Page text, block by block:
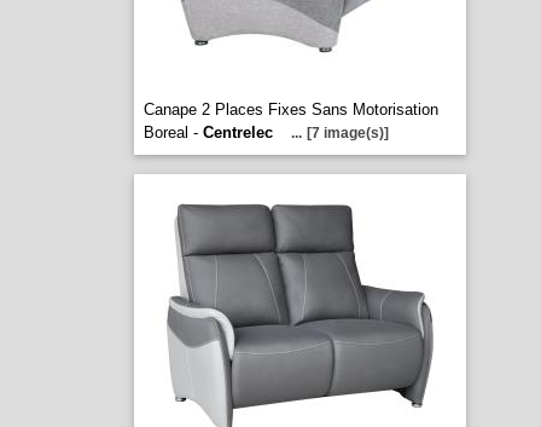
Canape 2 Places Fixes Sans Motorisation
Boreal - Centrelec ... [7 image(s)]